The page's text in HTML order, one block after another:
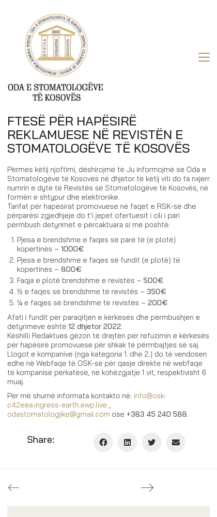
FTESË PËR HAPËSIRË
REKLAMUESE NË REVISTËN E
STOMATOLOGËVE TË KOSOVËS
Përmes këtij njoftimi, dëshirojmë të Ju informojmë se Oda e
Stomatologëve të Kosovës në dhjetor të këtij viti do ta nxjerr
numrin e dytë të Revistës së Stomatologëve të Kosovës, në
formën e shtypur dhe elektronike.
Tarifat për hapësirat promovuese në faqet e RSK-së dhe
përparësi zgjedhjeje do t’i jepet ofertuesit i cili i pari
përmbush detyrimet e përcaktuara si më poshtë:
Pjesa e brendshme e faqes së parë të (e plotë)
kopertinës – 1000€
Pjesa e brendshme e faqes së fundit (e plotë) të
kopertinës – 800€
Faqja e plotë brendshme e revistës – 500€
½ e faqes së brendshme të revistës – 350€
¼ e faqjes së brendshme të revistës – 200€
Afati i fundit për paraqitjen e kërkesës dhe përmbushjen e
detyrimeve është 12 dhjetor 2022.
Këshilli Redaktues gëzon të drejtën për refuzimin e kërkesës
për hapësirë promovuese për shkak të përmbajtjes së saj.
Llogot e kompanive (nga kategoria 1. dhe 2.) do të vendosen
edhe në Webfaqe të OSK-së për qasje direkte në webfaqe
të kompanisë përkatëse, në kohëzgjatje 1 vit, respektivisht 6
muaj.
Për më shumë informata kontakto në: info@osk-
c42eea.ingress-earth.ewp.live
odastomatologjike@gmail.com ose +383 45 240 588.
Share: